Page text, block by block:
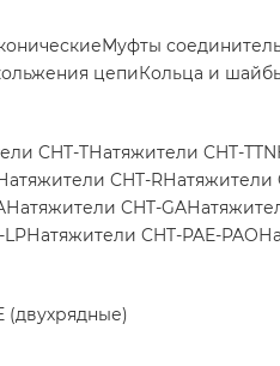
Муфты
цепиКольца и
CHT-TНатяжители CHT-TTN
CHT-RНатяжители
Натяжители CHT-GA
Натяжители CHT-PAE-PAO
(двухрядные)